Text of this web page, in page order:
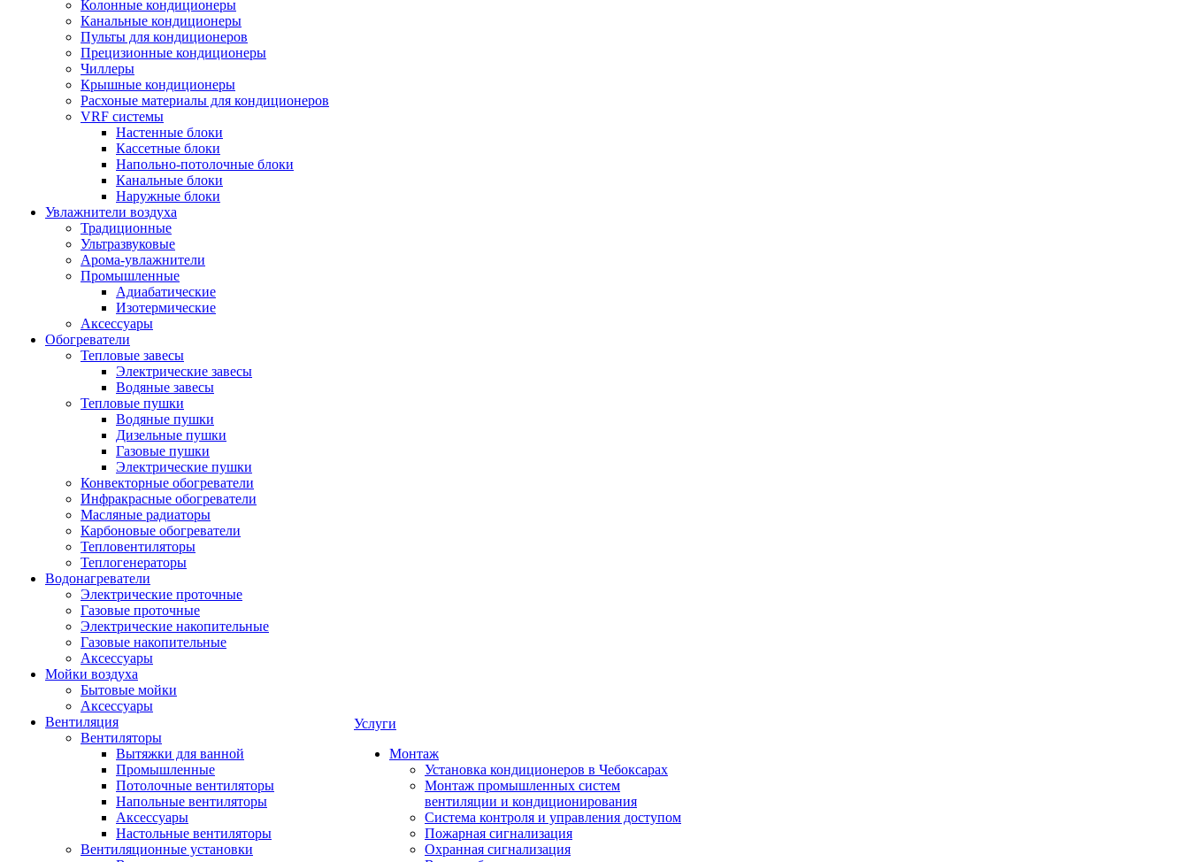
Колонные кондиционеры
Канальные кондиционеры
Пульты для кондиционеров
Прецизионные кондиционеры
Чиллеры
Крышные кондиционеры
Расхоные материалы для кондиционеров
VRF системы
Настенные блоки
Кассетные блоки
Напольно-потолочные блоки
Канальные блоки
Наружные блоки
Увлажнители воздуха
Традиционные
Ультразвуковые
Арома-увлажнители
Промышленныe
Адиабатические
Изотермические
Аксессуары
Обогреватели
Тепловые завесы
Электрические завесы
Водяные завесы
Тепловые пушки
Водяные пушки
Дизельные пушки
Газовые пушки
Электрические пушки
Конвекторные обогреватели
Инфракрасные обогреватели
Масляные радиаторы
Карбоновые обогреватели
Тепловентиляторы
Теплогенераторы
Водонагреватели
Электрические проточные
Газовые проточные
Электрические накопительные
Газовые накопительные
Аксессуары
Мойки воздуха
Бытовые мойки
Аксессуары
Вентиляция
Вентиляторы
Вытяжки для ванной
Промышленные
Потолочные вентиляторы
Напольные вентиляторы
Аксессуары
Настольные вентиляторы
Вентиляционные установки
Услуги
Монтаж
Установка кондиционеров в Чебоксарах
Монтаж промышленных систем
вентиляции и кондиционирования
Система контроля и управления доступом
Пожарная сигнализация
Охранная сигнализация